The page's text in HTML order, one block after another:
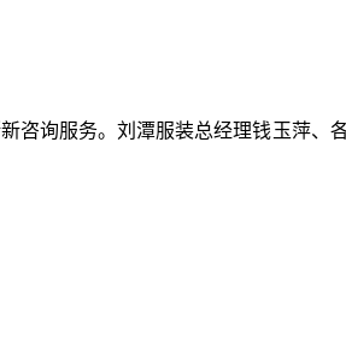
咨询服务。刘潭服装总经理钱玉萍、